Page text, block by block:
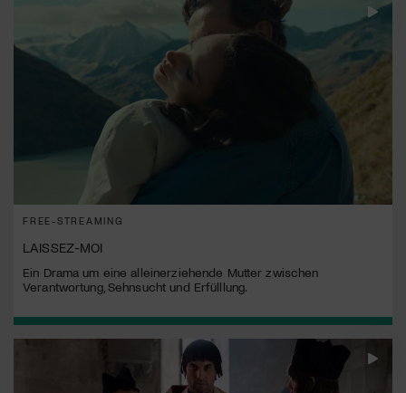
FREE-STREAMING
LAISSEZ-MOI
Ein Drama um eine alleinerziehende Mutter zwischen
Verantwortung, Sehnsucht und Erfülllung.